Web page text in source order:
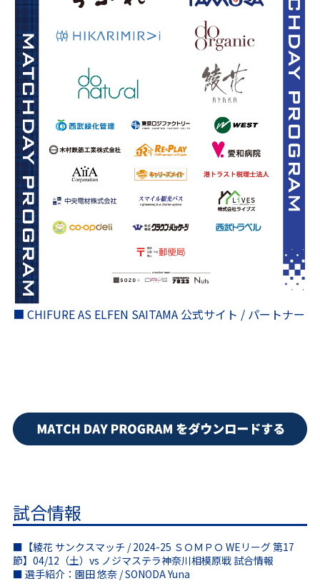
■ CHIFURE AS ELFEN SAITAMA 公式サイト / パートナー
試合情報
■【綾花 サンクスマッチ / 2024-25 ＳＯＭＰＯ WEリーグ 第17
節】04/12（土）vs ノジマステラ神奈川相模原戦 試合情報
■ 選手紹介：園田 悠奈 / SONODA Yuna